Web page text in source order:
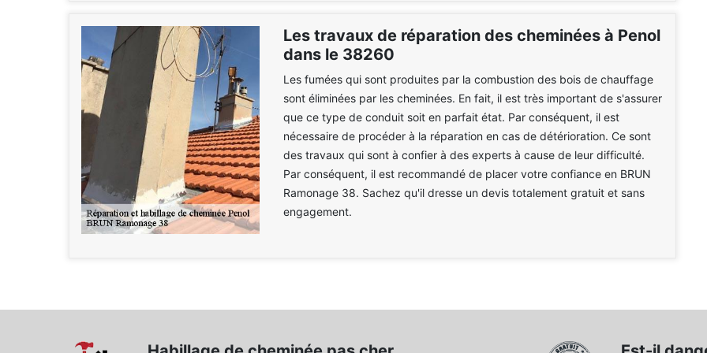
Les travaux de réparation des cheminées à Penol
dans le 38260
Les fumées qui sont produites par la combustion des bois de chauffage
sont éliminées par les cheminées. En fait, il est très important de s'assurer
que ce type de conduit soit en parfait état. Par conséquent, il est
nécessaire de procéder à la réparation en cas de détérioration. Ce sont
des travaux qui sont à confier à des experts à cause de leur difficulté.
Par conséquent, il est recommandé de placer votre confiance en BRUN
Ramonage 38. Sachez qu'il dresse un devis totalement gratuit et sans
engagement.